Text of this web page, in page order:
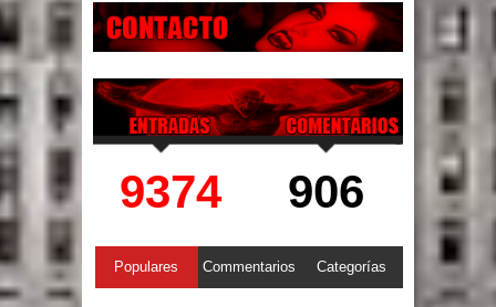
9374 906
Populares Commentarios Categorías